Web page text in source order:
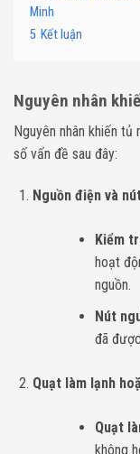
Minh
5 Kết luận
Nguyên nhân
Nguyên nhân khiến
số vấn đề sau đây:
Nguồn điện và
Kiểm
hoạt
nguồn.
Nút
đã
Quạt làm lạnh
Quạt
không